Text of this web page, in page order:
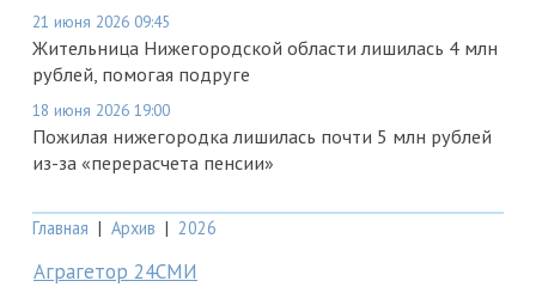
21 июня 2026 09:45
Жительница Нижегородской области лишилась 4 млн
рублей, помогая подруге
18 июня 2026 19:00
Пожилая нижегородка лишилась почти 5 млн рублей
из-за «перерасчета пенсии»
Главная | Архив | 2026
Аграгетор 24СМИ